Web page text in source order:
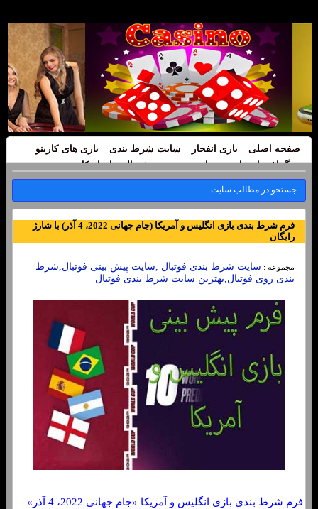
صفحه اصلی بازی انفجار سایت شرط بندی
بازی های کازینو
بیوگرافی اشخاص
سایت پیش بینی فوتبال اخبار کازینو
فرم شرط بندی بازی انگلیس و آمریکا (جام جهانی 2022، 4 آذر) با شارژ
رایگان
مجموعه : سایت شرط بندی فوتبال ,سایت پیش بینی فوتبال,شرط
بندی روی فوتبال,بهترین سایت شرط بندی فوتبال
فرم شرط بندی بازی انگلیس و آمریکا «جام جهانی 2022، 4 آذر»